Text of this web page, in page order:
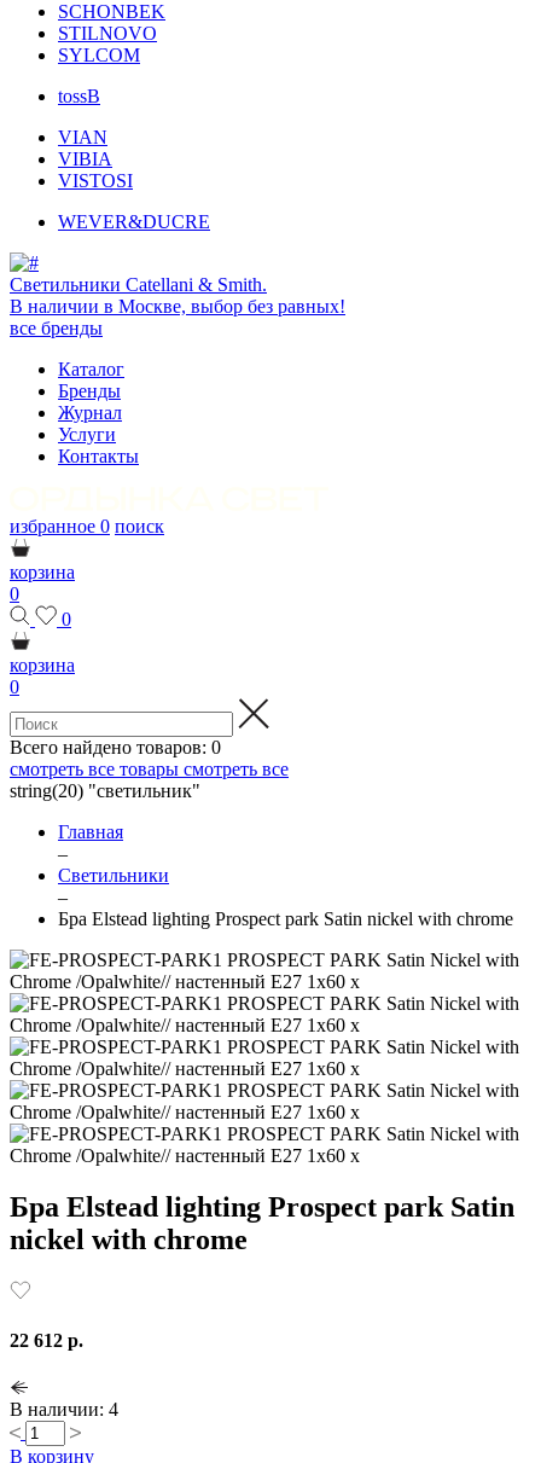
SCHONBEK
STILNOVO
SYLCOM
tossB
VIAN
VIBIA
VISTOSI
WEVER&DUCRE
Светильники Catellani & Smith.
В наличии в Москве, выбор без равных!
все бренды
Каталог
Бренды
Журнал
Услуги
Контакты
избранное 0 поиск
корзина
0
0
корзина
0
Всего найдено товаров: 0
смотреть все товары смотреть все
string(20) "светильник"
Главная
–
Светильники
–
Бра Elstead lighting Prospect park Satin nickel with chrome
Бра Elstead lighting Prospect park Satin
nickel with chrome
22 612 р.
В наличии: 4
В корзину